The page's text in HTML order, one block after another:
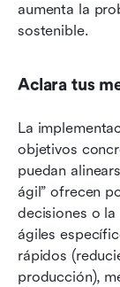
aumenta la
sostenible.
Aclara tus
La
objetivos
puedan
ágil” ofrecen
decisiones o
ágiles
rápidos
producción),